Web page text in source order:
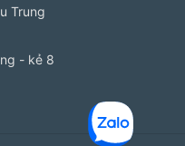
Trung
- kẻ 8